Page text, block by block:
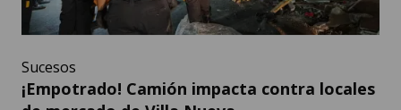
Sucesos
¡Empotrado! Camión impacta contra locales